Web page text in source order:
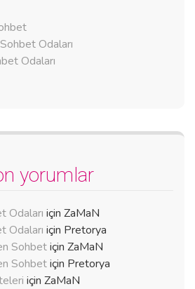
Odaları
Odaları
yorumlar
Odaları için ZaMaN
Odaları için Pretorya
Sohbetiçin ZaMaN
Sohbetiçin Pretorya
için ZaMaN